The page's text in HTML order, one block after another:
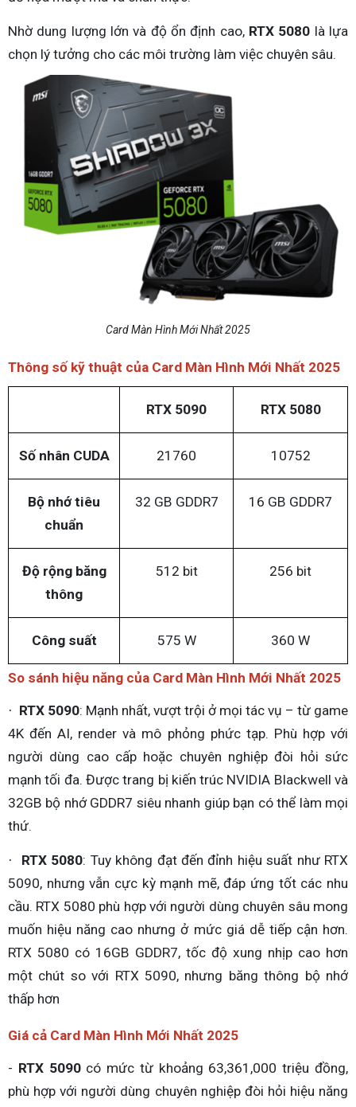
Nhờ dung lượng lớn và độ ổn định cao, RTX 5080 là lựa
chọn lý tưởng cho các môi trường làm việc chuyên sâu.
Card Màn Hình Mới Nhất 2025
Thông số kỹ thuật của Card Màn Hình Mới Nhất 2025
RTX 5090 RTX 5080
Số nhân CUDA 21760 10752
Bộ nhớ tiêu
chuẩn
32 GB GDDR7 16 GB GDDR7
Độ rộng băng
thông
512 bit 256 bit
Công suất 575 W 360 W
So sánh hiệu năng của Card Màn Hình Mới Nhất 2025
· RTX 5090: Mạnh nhất, vượt trội ở mọi tác vụ – từ game
4K đến AI, render và mô phỏng phức tạp. Phù hợp với
người dùng cao cấp hoặc chuyên nghiệp đòi hỏi sức
mạnh tối đa. Được trang bị kiến trúc NVIDIA Blackwell và
32GB bộ nhớ GDDR7 siêu nhanh giúp bạn có thể làm mọi
thứ.
· RTX 5080: Tuy không đạt đến đỉnh hiệu suất như RTX
5090, nhưng vẫn cực kỳ mạnh mẽ, đáp ứng tốt các nhu
cầu. RTX 5080 phù hợp với người dùng chuyên sâu mong
muốn hiệu năng cao nhưng ở mức giá dễ tiếp cận hơn.
RTX 5080 có 16GB GDDR7, tốc độ xung nhịp cao hơn
một chút so với RTX 5090, nhưng băng thông bộ nhớ
thấp hơn
Giá cả Card Màn Hình Mới Nhất 2025
- RTX 5090có mức từ khoảng 63,361,000 triệu đồng,
phù hợp với người dùng chuyên nghiệp đòi hỏi hiệu năng